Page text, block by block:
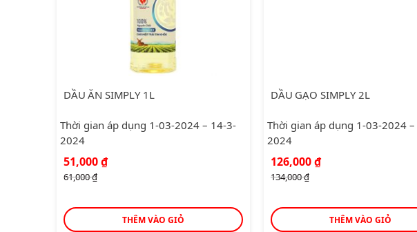
DẦU ĂN SIMPLY 1L
Thời gian áp dụng 1-03-2024 – 14-3-
2024
61,000₫
Giá
gốc
là:
51,000₫Giá
51,000 ₫.
THÊM VÀO GIỎ
DẦU GẠO SIMPLY 2L
Thời gian áp dụng 1-03-2024
2024
134,000₫
Giá
gốc
là:
126,000₫Giá
126,000 ₫.
THÊM VÀO GIỎ